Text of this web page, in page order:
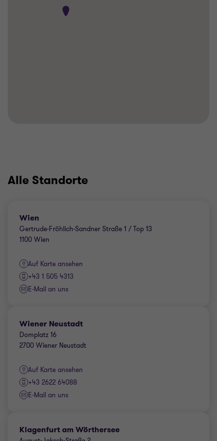
Alle Standorte
Wien
Gertrude-Fröhlich-Sandner Straße 1 / Top 13
1100 Wien
Auf Karte ansehen
+43 1 505 4313
E-Mail an uns
Wiener Neustadt
Domplatz 16
2700 Wiener Neustadt
Auf Karte ansehen
+43 2622 64088
E-Mail an uns
Klagenfurt am Wörthersee